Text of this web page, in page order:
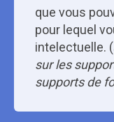
que vous
pour lequel
intelectuelle. (
sur les
supports de